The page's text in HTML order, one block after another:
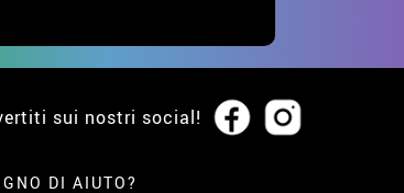
sui nostri social!
DI AIUTO?